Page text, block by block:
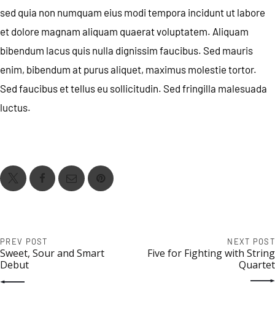
sed quia non numquam eius modi tempora incidunt ut labore
et dolore magnam aliquam quaerat voluptatem. Aliquam
bibendum lacus quis nulla dignissim faucibus. Sed mauris
enim, bibendum at purus aliquet, maximus molestie tortor.
Sed faucibus et tellus eu sollicitudin. Sed fringilla malesuada
luctus.
PREV POST
Sweet, Sour and Smart
Debut
NEXT POST
Five for Fighting with String
Quartet